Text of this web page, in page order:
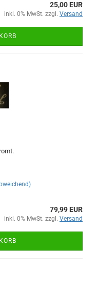
25,00 EUR
inkl. 0% MwSt. zzgl. Versand
79,99 EUR
inkl. 0% MwSt. zzgl. Versand